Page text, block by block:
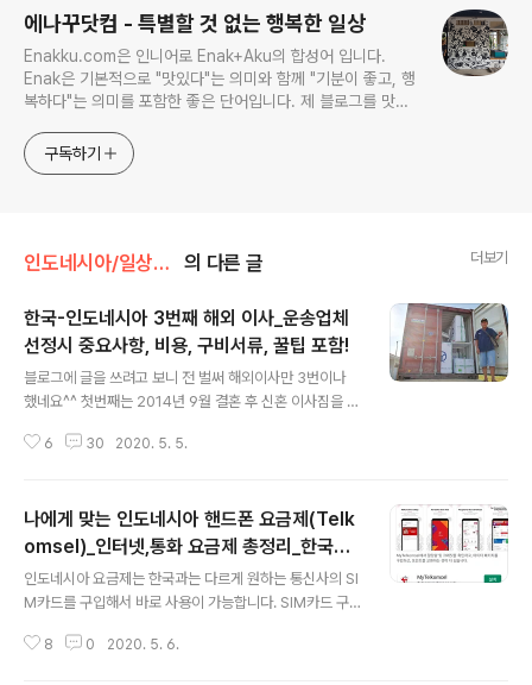
에나꾸닷컴 - 특별할 것 없는 행복한 일상
Enakku.com은 인니어로 Enak+Aku의 합성어 입니다.
Enak은 기본적으로 "맛있다"는 의미와 함께 "기분이 좋고, 행
복하다"는 의미를 포함한 좋은 단어입니다. 제 블로그를 맛있
습니다.구독하기
인도네시아/일상생활 의 다른 글 더보기
한국-인도네시아 3번째 해외 이사_운송업체
선정시 중요사항, 비용, 구비서류, 꿀팁 포함!
블로그에 글을 쓰려고 보니 전 벌써 해외이사만 3번이나
했네요^^ 첫번째는 2014년 9월 결혼 후 신혼 이사짐을 한
2016년 11월 만9년간의 정든 인도네시아 코*도그룹을 퇴
평택에서 인도네시아 사마린다로 해외 이사 첫번째 두번째
는 솔직히 회사에서 해외이사관련 서류준비부터 화물운송
업체 까지 모두 담당해줘서 비용이 얼마나 들었는지는 정
확히 알 수 없었어요! 그런데, 세번째 해외이사시에는 해외
이사를 위해 업체와 연락하고 견적받고 회사에 결재 올려
서 승인받아 진행했기에 힘들었지만 경험과 정보가 생겨
6 30 2020. 5. 5.
나에게 맞는 인도네시아 핸드폰 요금제(Telk
omsel)_인터넷,통화 요금제 총정리_한국으
로 저렴하게 국제전화하는 꿀팁 공개!!
인도네시아 요금제는 한국과는 다르게 원하는 통신사의 SI
M카드를 구입해서 바로 사용이 가능합니다. SIM카드 구
그리고, 핸드폰 요금 지불 방식이 후불제와 선불제 두가지
8 0 2020. 5. 6.